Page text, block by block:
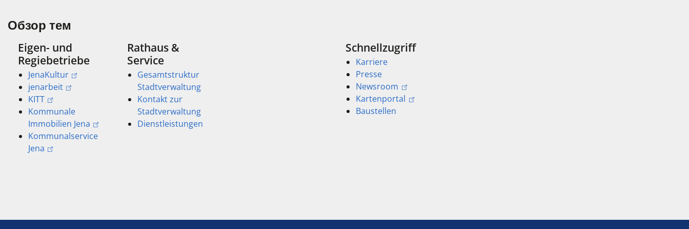
Обзор тем
Eigen- und
Regiebetriebe
JenaKultur
jenarbeit
KITT
Kommunale
Immobilien Jena
Kommunalservice
Jena
Rathaus &
Service
Gesamtstruktur
Stadtverwaltung
Kontakt zur
Stadtverwaltung
Dienstleistungen
Schnellzugriff
Karriere
Presse
Newsroom
Kartenportal
Baustellen